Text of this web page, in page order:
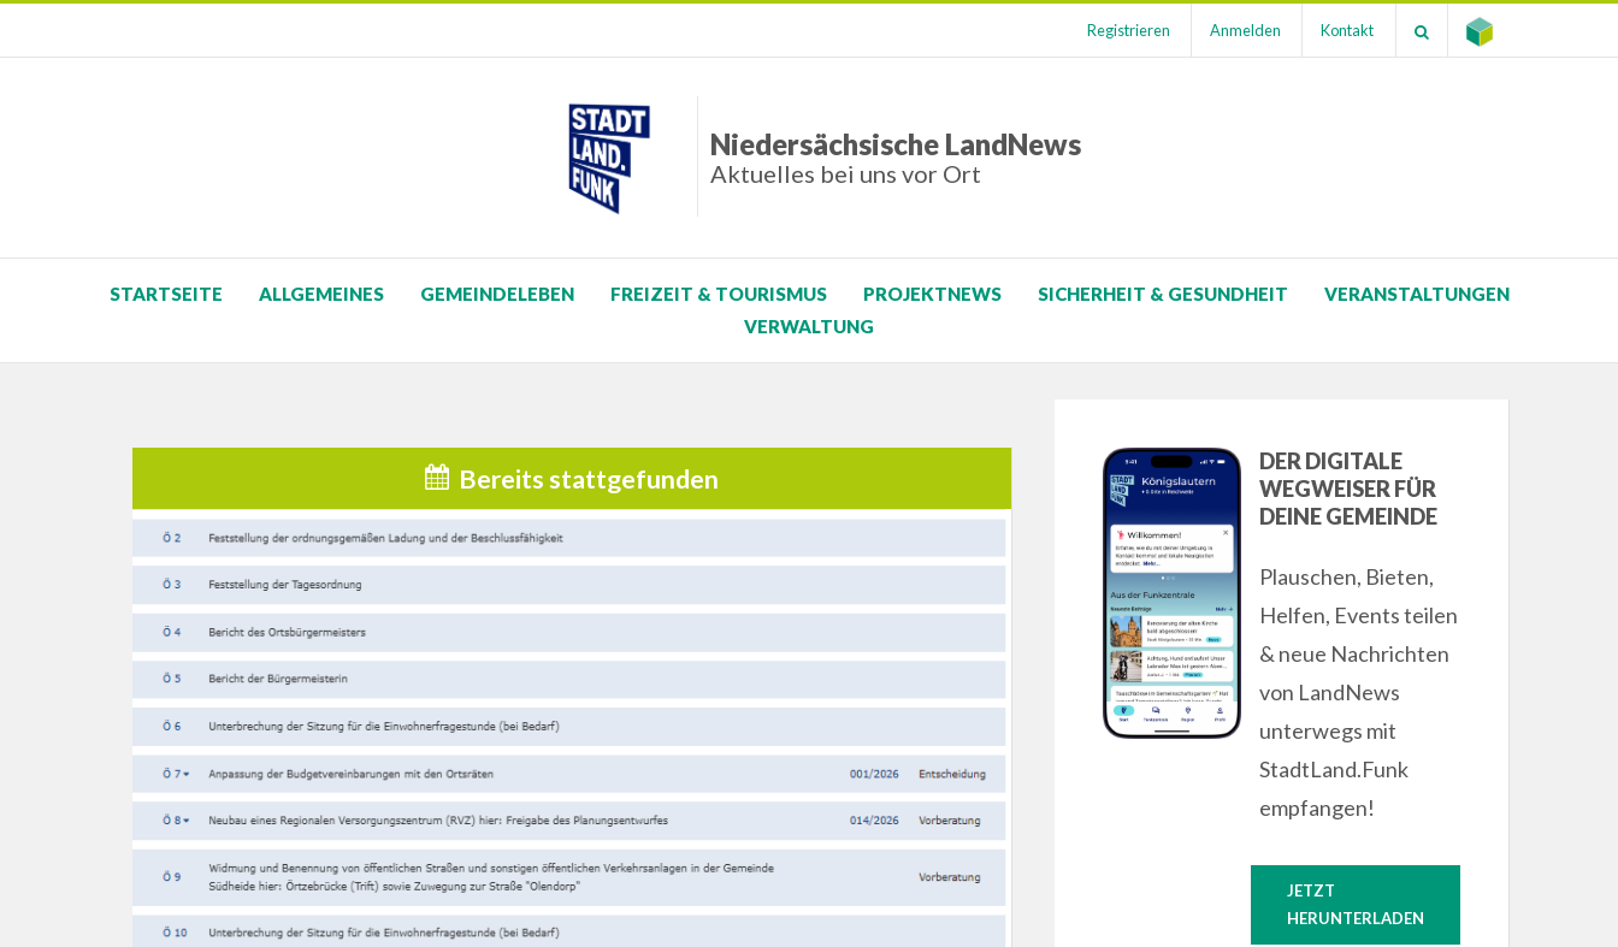
Registrieren Anmelden Kontakt
Niedersächsische LandNews
Aktuelles bei uns vor Ort
STARTSEITE ALLGEMEINES GEMEINDELEBEN FREIZEIT & TOURISMUS PROJEKTNEWS SICHERHEIT & GESUNDHEIT
VERANSTALTUNGEN
VERWALTUNG
Bereits stattgefunden
DER DIGITALE
WEGWEISER FÜR
DEINE GEMEINDE
Plauschen, Bieten,
Helfen, Events teilen
& neue Nachrichten
von LandNews
unterwegs mit
StadtLand.Funk
empfangen!
JETZT
HERUNTERLADEN